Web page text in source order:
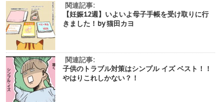
関連記事:
【妊娠12週】いよいよ母子手帳を受け取りに行
きました！by 猫田カヨ
関連記事:
子供のトラブル対策はシンプル イズ ベスト！！
やはりこれしかない？！